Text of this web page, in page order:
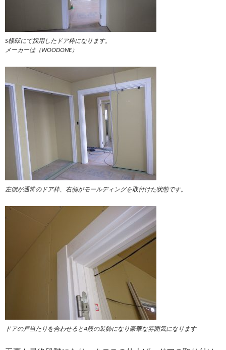
S様邸にて採用したドア枠になります。
メーカーは（WOODONE）
左側が通常のドア枠、右側がモールディングを取付けた状態です。
ドアの戸当たりを合わせると4段の装飾になり豪華な雰囲気になります